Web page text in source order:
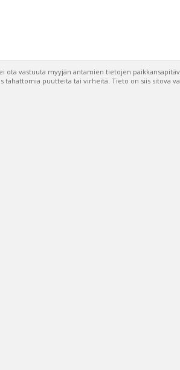
ota vastuuta myyjän antamien tietojen
tahattomia puutteita tai virheitä. Tieto on siis sitova